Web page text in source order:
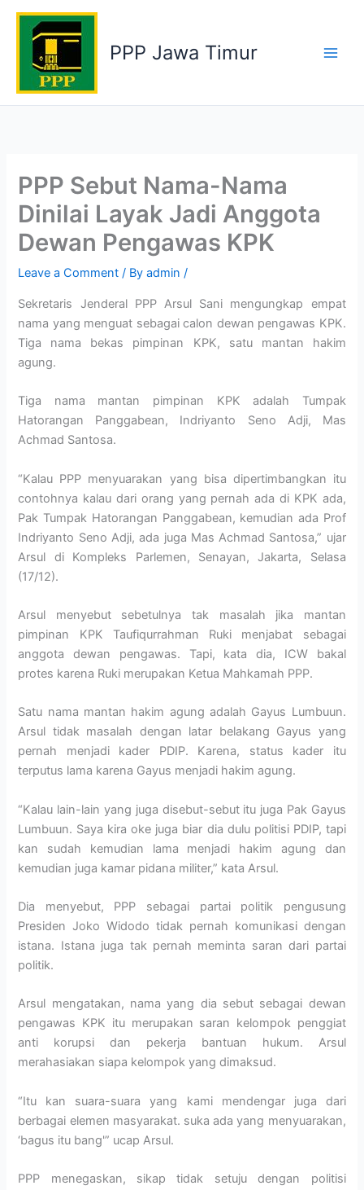
Skip
content
PPP Jawa Timur
PPP Sebut Nama-Nama
Dinilai Layak Jadi Anggota
Dewan Pengawas KPK
Leave a Comment / Byadmin/
Sekretaris Jenderal PPP Arsul Sani mengungkap empat
nama yang menguat sebagai calon dewan pengawas KPK.
Tiga nama bekas pimpinan KPK, satu mantan hakim
agung.
Tiga nama mantan pimpinan KPK adalah Tumpak
Hatorangan Panggabean, Indriyanto Seno Adji, Mas
Achmad Santosa.
“Kalau PPP menyuarakan yang bisa dipertimbangkan itu
contohnya kalau dari orang yang pernah ada di KPK ada,
Pak Tumpak Hatorangan Panggabean, kemudian ada Prof
Indriyanto Seno Adji, ada juga Mas Achmad Santosa,” ujar
Arsul di Kompleks Parlemen, Senayan, Jakarta, Selasa
(17/12).
Arsul menyebut sebetulnya tak masalah jika mantan
pimpinan KPK Taufiqurrahman Ruki menjabat sebagai
anggota dewan pengawas. Tapi, kata dia, ICW bakal
protes karena Ruki merupakan Ketua Mahkamah PPP.
Satu nama mantan hakim agung adalah Gayus Lumbuun.
Arsul tidak masalah dengan latar belakang Gayus yang
pernah menjadi kader PDIP. Karena, status kader itu
terputus lama karena Gayus menjadi hakim agung.
“Kalau lain-lain yang juga disebut-sebut itu juga Pak Gayus
Lumbuun. Saya kira oke juga biar dia dulu politisi PDIP, tapi
kan sudah kemudian lama menjadi hakim agung dan
kemudian juga kamar pidana militer,” kata Arsul.
Dia menyebut, PPP sebagai partai politik pengusung
Presiden Joko Widodo tidak pernah komunikasi dengan
istana. Istana juga tak pernah meminta saran dari partai
politik.
Arsul mengatakan, nama yang dia sebut sebagai dewan
pengawas KPK itu merupakan saran kelompok penggiat
anti korupsi dan pekerja bantuan hukum. Arsul
merahasiakan siapa kelompok yang dimaksud.
“Itu kan suara-suara yang kami mendengar juga dari
berbagai elemen masyarakat. suka ada yang menyuarakan,
‘bagus itu bang'” ucap Arsul.
PPP menegaskan, sikap tidak setuju dengan politisi